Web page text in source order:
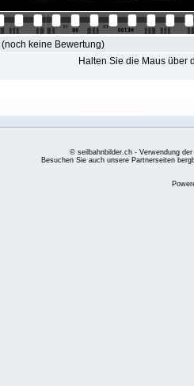
(noch keine Bewertung)
Halten Sie die Maus über
© seilbahnbilder.ch - Verwendung
Besuchen Sie auch unsere Partnerseiten